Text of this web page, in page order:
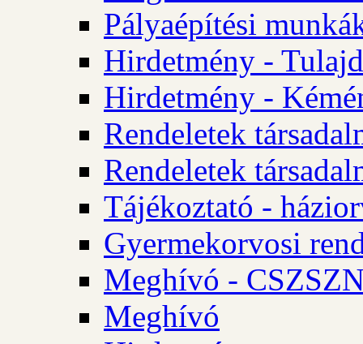
Pályaépítési
Hirdetmény -
Hirdetmény -
Rendeletek
Rendeletek
Tájékoztató -
Gyermekorvosi
Meghívó -
Meghívó